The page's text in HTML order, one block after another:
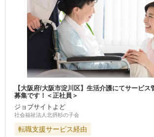
【大阪府/大阪市淀川区】生活介護にてサービス
募集です！＜正社員＞
ジョブサイトよど
社会福祉法人北摂杉の子会
転職支援サービス経由